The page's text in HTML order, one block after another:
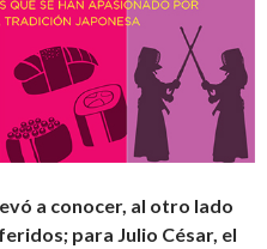
a conocer, al otro lado
para Julio César, el